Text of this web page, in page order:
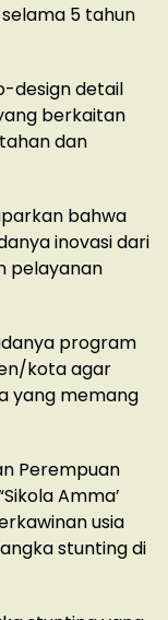
5 tahun
design detail
berkaitan
dan
bahwa
inovasi dari
pelayanan
program
kota agar
yang memang
Perempuan
Amma’
usia
stunting di